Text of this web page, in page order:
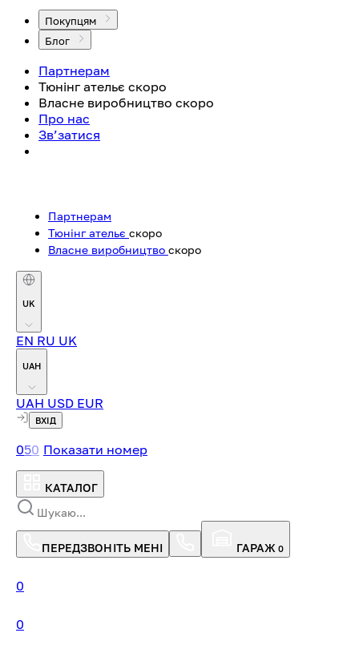
Покупцям
Блог
Партнерам
Тюнінг ательє скоро
Власне виробництво скоро
Про нас
Зв’затися
Партнерам
Тюнінг ательє скоро
Власне виробництво скоро
UK
EN RU UK
UAH
UAH USD EUR
ВХІД
050 Показати номер
КАТАЛОГ
ПЕРЕДЗВОНІТЬ МЕНІ ГАРАЖ 0
0
0